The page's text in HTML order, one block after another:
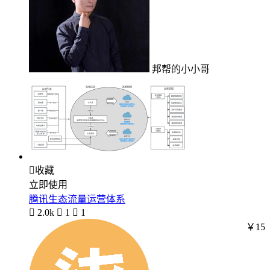
邦帮的小小哥
收藏
立即使用
腾讯生态流量运营体系
 2.0k  1  1
￥15